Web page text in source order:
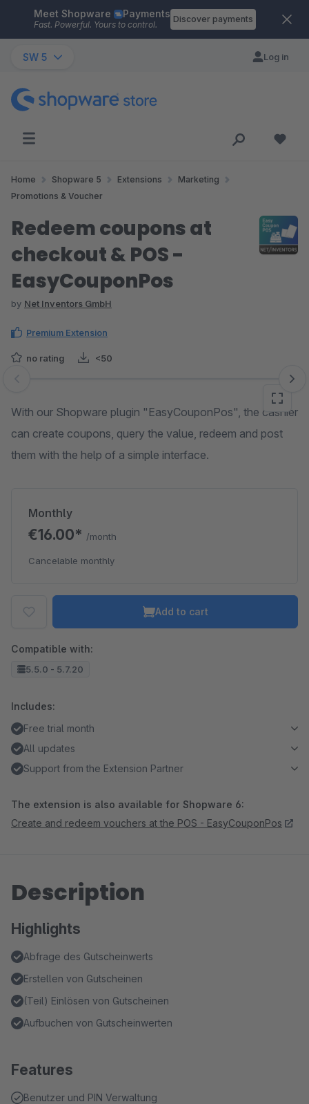
Skip to main content
Meet Shopware Payments
Fast. Powerful. Yours to control.
Discover payments
SW 5 Log in
Home Shopware 5 Extensions
Marketing
Promotions & Voucher
Redeem coupons at
checkout & POS -
EasyCouponPos
by Net Inventors GmbH
Premium Extension
no rating <50
Skip image gallery
With our Shopware plugin "EasyCouponPos", the cashier
can create coupons, query the value, redeem and post
them with the help of a simple interface.
Monthly
€16.00* /month
Cancelable monthly
Add to cart
Compatible with:
5.5.0 - 5.7.20
Includes:
Free trial month
All updates
Support from the Extension Partner
The extension is also available for Shopware 6:
Create and redeem vouchers at the POS - EasyCouponPos
Description
Highlights
Abfrage des Gutscheinwerts
Erstellen von Gutscheinen
(Teil) Einlösen von Gutscheinen
Aufbuchen von Gutscheinwerten
Features
Benutzer und PIN Verwaltung